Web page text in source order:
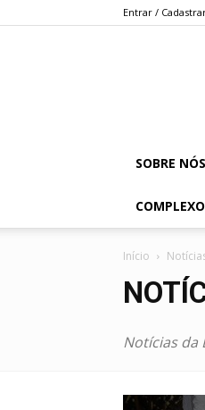
Entrar /
SOBRE NÓS
Início
Notícias da